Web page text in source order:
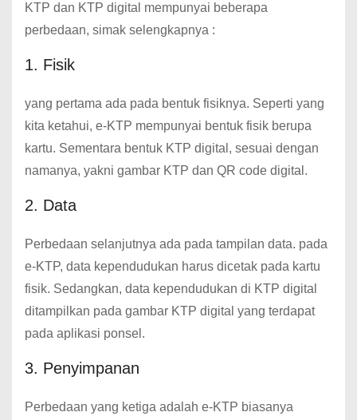
KTP dan KTP digital mempunyai beberapa
perbedaan, simak selengkapnya :
1. Fisik
yang pertama ada pada bentuk fisiknya. Seperti yang
kita ketahui, e-KTP mempunyai bentuk fisik berupa
kartu. Sementara bentuk KTP digital, sesuai dengan
namanya, yakni gambar KTP dan QR code digital.
2. Data
Perbedaan selanjutnya ada pada tampilan data. pada
e-KTP, data kependudukan harus dicetak pada kartu
fisik. Sedangkan, data kependudukan di KTP digital
ditampilkan pada gambar KTP digital yang terdapat
pada aplikasi ponsel.
3. Penyimpanan
Perbedaan yang ketiga adalah e-KTP biasanya